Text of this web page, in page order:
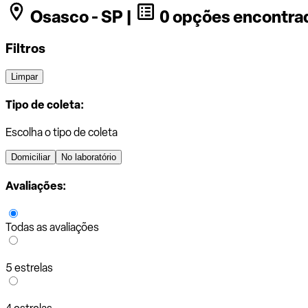
Osasco - SP | 0 opções
Filtros
Limpar
Tipo de coleta:
Escolha o tipo de coleta
Domiciliar No laboratório
Avaliações:
Todas as avaliações
5 estrelas